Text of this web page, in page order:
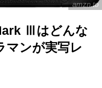
amzn.to
Ⅲはどんな
マンが実写レ